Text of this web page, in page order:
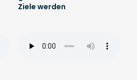
Ziele werden